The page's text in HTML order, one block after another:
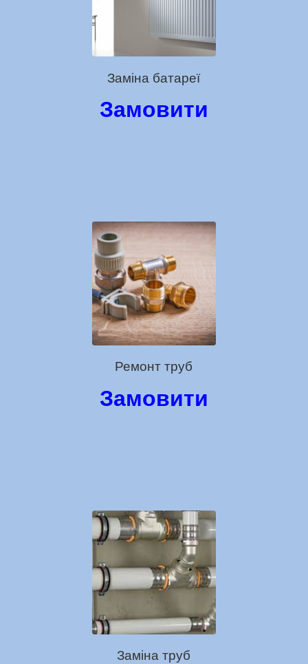
Заміна батареї
Замовити
Ремонт труб
Замовити
Заміна труб